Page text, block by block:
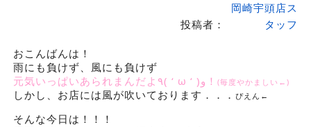
投稿者：
岡崎宇頭店ス
タッフ
おこんばんは！
雨にも負けず、風にも負けず
元気いっぱいあられまんだよ٩( ‘ ω ‘ )و！ (毎度やかましい←)
しかし、お店には風が吹いております．．． ぴえん←
そんな今日は！！！